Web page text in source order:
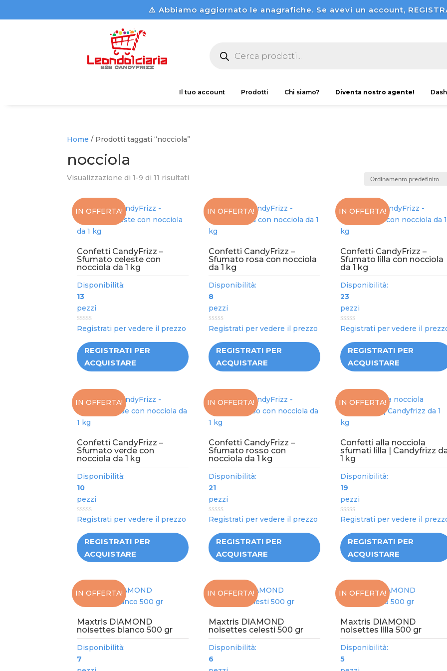
⚠️ Abbiamo aggiornato le anagrafiche. Se avevi un account,
search
Il tuo account Prodotti Chi siamo? Diventa nostro agente!
Home / Prodotti taggati “nocciola”
nocciola
Visualizzazione di 1-9 di 11 risultati
IN OFFERTA!
Confetti CandyFrizz –
Sfumato celeste con
nocciola da 1 kg
Disponibilità:
13
pezzi
0
out
Registrati per vedere il prezzo
REGISTRATI PER
ACQUISTARE
IN OFFERTA!
Confetti CandyFrizz –
Sfumato rosa con nocciola
da 1 kg
Disponibilità:
8
pezzi
0
out
Registrati per vedere il prezzo
REGISTRATI PER
ACQUISTARE
IN OFFERTA!
Confetti CandyFrizz –
Sfumato lilla con nocciola
da 1 kg
Disponibilità:
23
pezzi
0
out
Registrati per vedere il
REGISTRATI PER
ACQUISTARE
IN OFFERTA!
Confetti CandyFrizz –
Sfumato verde con
nocciola da 1 kg
Disponibilità:
10
pezzi
0
out
Registrati per vedere il prezzo
REGISTRATI PER
ACQUISTARE
IN OFFERTA!
Confetti CandyFrizz –
Sfumato rosso con
nocciola da 1 kg
Disponibilità:
21
pezzi
0
out
Registrati per vedere il prezzo
REGISTRATI PER
ACQUISTARE
IN OFFERTA!
Confetti alla nocciola
sfumati lilla | Candyfrizz
1 kg
Disponibilità:
19
pezzi
0
out
Registrati per vedere il
REGISTRATI PER
ACQUISTARE
IN OFFERTA!
Maxtris DIAMOND
noisettes bianco 500 gr
Disponibilità:
7
IN OFFERTA!
Maxtris DIAMOND
noisettes celesti 500 gr
Disponibilità:
6
IN OFFERTA!
Maxtris DIAMOND
noisettes lilla 500 gr
Disponibilità:
5